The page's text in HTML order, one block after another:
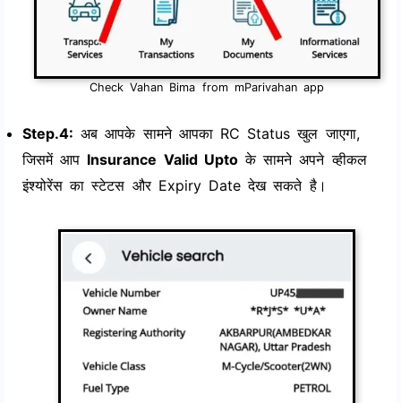
Check Vahan Bima from mParivahan app
Step.4: अब आपके सामने आपका RC Status खुल जाएगा,
जिसमें आप Insurance Valid Uptoके सामने अपने व्हीकल
इंश्योरेंस का स्टेटस और Expiry Date देख सकते है।